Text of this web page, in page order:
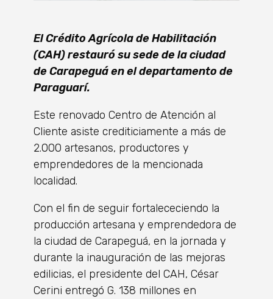
El Crédito Agrícola de Habilitación
(CAH) restauró su sede de la ciudad
de Carapeguá en el departamento de
Paraguarí.
Este renovado Centro de Atención al
Cliente asiste crediticiamente a más de
2.000 artesanos, productores y
emprendedores de la mencionada
localidad.
Con el fin de seguir fortalececiendo la
producción artesana y emprendedora de
la ciudad de Carapeguá, en la jornada y
durante la inauguración de las mejoras
edilicias, el presidente del CAH, César
Cerini entregó G. 138 millones en